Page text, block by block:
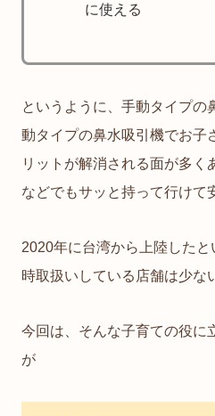
に使える
というように、手動タイプの
動タイプの鼻水吸引機でお子
リットが解消される面が多く
などでもサッと持って行けて
2020年に台湾から上陸した
時取扱いしている店舗は少な
今回は、そんな子育ての役に
が